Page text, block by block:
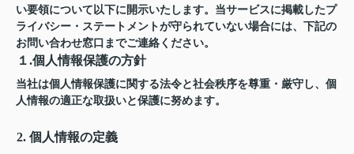
い要領について以下に開示いたします。当サービスに掲載したプ
ライバシー・ステートメントが守られていない場合には、下記の
お問い合わせ窓口までご連絡ください。
１.個人情報保護の方針
当社は個人情報保護に関する法令と社会秩序を尊重・厳守し、個
人情報の適正な取扱いと保護に努めます。
2. 個人情報の定義